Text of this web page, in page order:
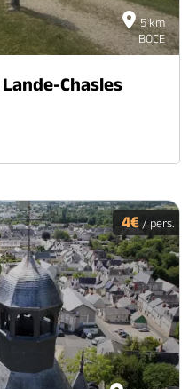
5 km
BOCE
Chasles
4€ / pers.